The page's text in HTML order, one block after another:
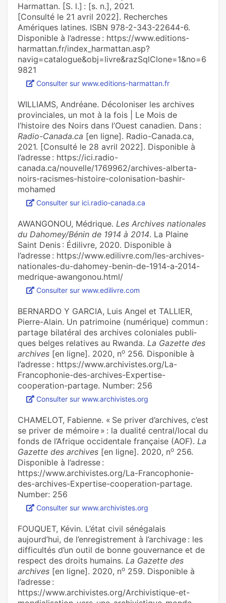
Harmattan. [S. l.] : [s. n.], 2021.
[Consulté le 21 avril 2022]. Recherches
Amériques latines. ISBN 978-2-343-22644-6.
Disponible à l’adresse : https://www.editions-
harmattan.fr/index_harmattan.asp?
navig=catalogue&obj=livre&razSqlClone=1&no=6
9821
Consulter sur www.editions-harmattan.fr
WILLIAMS, Andréane. Décoloniser les archives
provinciales, un mot à la fois | Le Mois de
l’histoire des Noirs dans l’Ouest canadien. Dans :
Radio-Canada.ca [en ligne]. Radio-Canada.ca,
2021. [Consulté le 28 avril 2022]. Disponible à
l’adresse : https://ici.radio-
canada.ca/nouvelle/1769962/archives-alberta-
noirs-racismes-histoire-colonisation-bashir-
mohamed
Consulter sur ici.radio-canada.ca
AWANGONOU, Médrique. Les Archives nationales
du Dahomey/Bénin de 1914 à 2014. La Plaine
Saint Denis : Édilivre, 2020. Disponible à
l’adresse : https://www.edilivre.com/les-archives-
nationales-du-dahomey-benin-de-1914-a-2014-
medrique-awangonou.html/
Consulter sur www.edilivre.com
BERNARDO Y GARCIA, Luis Angel et TALLIER,
Pierre-Alain. Un patri­moine (numé­ri­que) commun :
par­tage bila­té­ral des archi­ves colo­nia­les publi­
ques belges rela­ti­ves au Rwanda. La Gazette des
archives [en ligne]. 2020, no 256. Disponible à
l’adresse : https://www.archivistes.org/La-
Francophonie-des-archives-Expertise-
cooperation-partage. Number: 256
Consulter sur www.archivistes.org
CHAMELOT, Fabienne. « Se priver d’archi­ves, c’est
se priver de mémoire » : la dua­lité cen­tral/local du
fonds de l’Afrique occi­den­tale fran­çaise (AOF). La
Gazette des archives [en ligne]. 2020, no 256.
Disponible à l’adresse :
https://www.archivistes.org/La-Francophonie-
des-archives-Expertise-cooperation-partage.
Number: 256
Consulter sur www.archivistes.org
FOUQUET, Kévin. L’état civil séné­ga­lais
aujourd’hui, de l’enre­gis­tre­ment à l’archi­vage : les
dif­fi­cultés d’un outil de bonne gou­ver­nance et de
res­pect des droits humains. La Gazette des
archives [en ligne]. 2020, no 259. Disponible à
l’adresse :
https://www.archivistes.org/Archivistique-et-